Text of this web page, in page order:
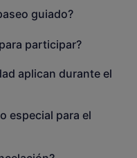
fuera de pista/pistas
queda a discreción de
pista, y no está
con TODO tipo
los gastos de
a menos que la
de lluvia roja/cierre de
el DOC). la política
guiado?
participar?
aplican durante el
especial para el